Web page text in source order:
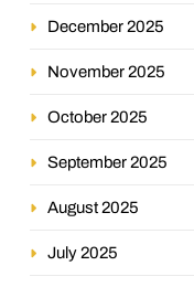
December 2025
November 2025
October 2025
September 2025
August 2025
July 2025